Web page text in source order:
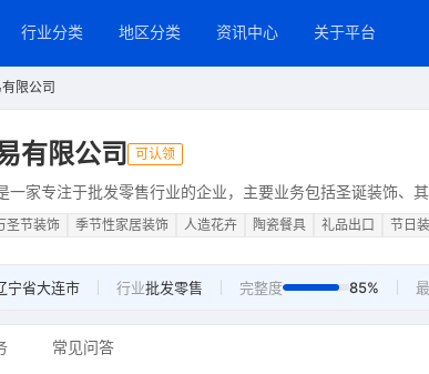
行业分类 地区分类 资讯中心 关于平台
限公司
有限公司 可认领
一家专注于批发零售行业的企业，主要业务包括圣诞装饰、
圣节装饰 季节性家居装饰 人造花卉 陶瓷餐具 礼品出口 节日
宁省大连市 行业批发零售 完整度 85%
常见问答